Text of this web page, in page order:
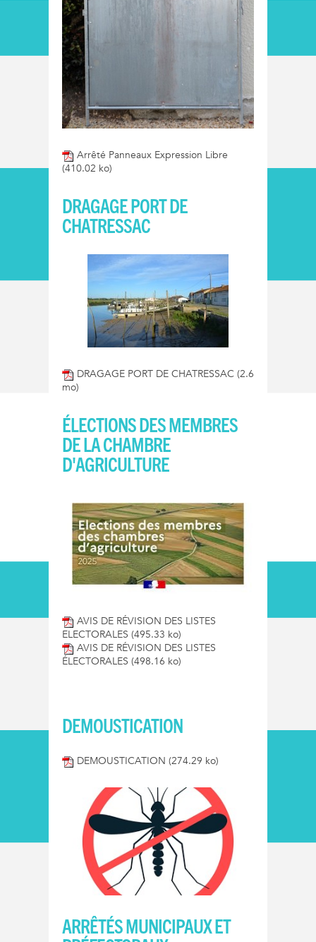
Arrêté Panneaux Expression Libre
(410.02 ko)
DRAGAGE PORT DE
CHATRESSAC
DRAGAGE PORT DE CHATRESSAC (2.6
mo)
ÉLECTIONS DES MEMBRES
DE LA CHAMBRE
D'AGRICULTURE
AVIS DE RÉVISION DES LISTES
ELECTORALES (495.33 ko)
AVIS DE RÉVISION DES LISTES
ÉLECTORALES (498.16 ko)
DEMOUSTICATION
DEMOUSTICATION (274.29 ko)
ARRÊTÉS MUNICIPAUX ET